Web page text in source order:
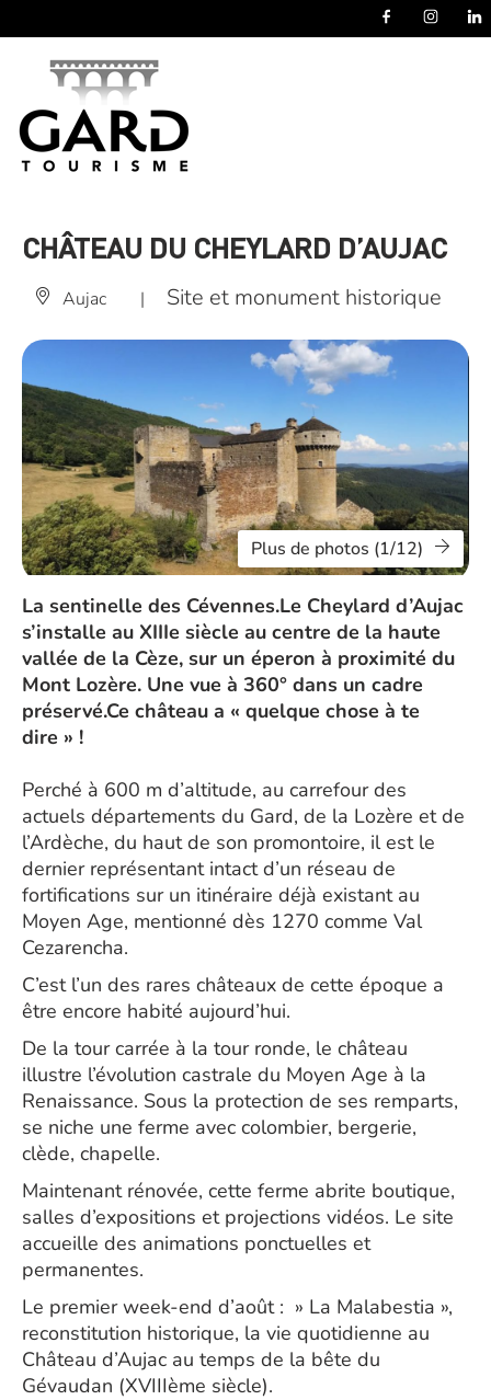
CHÂTEAU DU CHEYLARD D’AUJAC
Aujac | Site et monument historique
Plus de photos (1/12)
La sentinelle des Cévennes.Le Cheylard d’Aujac
s’installe au XIIIe siècle au centre de la haute
vallée de la Cèze, sur un éperon à proximité du
Mont Lozère. Une vue à 360° dans un cadre
préservé.Ce château a « quelque chose à te
dire » !
Perché à 600 m d’altitude, au carrefour des
actuels départements du Gard, de la Lozère et de
l’Ardèche, du haut de son promontoire, il est le
dernier représentant intact d’un réseau de
fortifications sur un itinéraire déjà existant au
Moyen Age, mentionné dès 1270 comme Val
Cezarencha.
C’est l’un des rares châteaux de cette époque a
être encore habité aujourd’hui.
De la tour carrée à la tour ronde, le château
illustre l’évolution castrale du Moyen Age à la
Renaissance. Sous la protection de ses remparts,
se niche une ferme avec colombier, bergerie,
clède, chapelle.
Maintenant rénovée, cette ferme abrite boutique,
salles d’expositions et projections vidéos. Le site
accueille des animations ponctuelles et
permanentes.
Le premier week-end d’août : » La Malabestia »,
reconstitution historique, la vie quotidienne au
Château d’Aujac au temps de la bête du
Gévaudan (XVIIIème siècle).